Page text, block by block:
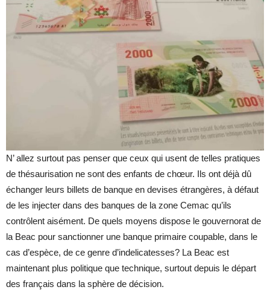
N’ allez surtout pas penser que ceux qui usent de telles pratiques
de thésaurisation ne sont des enfants de chœur. Ils ont déjà dû
échanger leurs billets de banque en devises étrangères, à défaut
de les injecter dans des banques de la zone Cemac qu’ils
contrôlent aisément. De quels moyens dispose le gouvernorat de
la Beac pour sanctionner une banque primaire coupable, dans le
cas d’espèce, de ce genre d’indelicatesses? La Beac est
maintenant plus politique que technique, surtout depuis le départ
des français dans la sphère de décision.